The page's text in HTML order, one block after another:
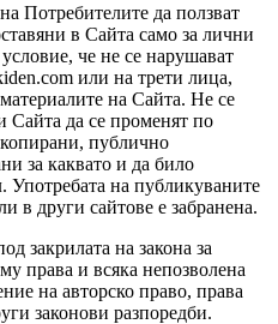
Потребителите да ползват
в Сайта само за лични
че не се нарушават
или на трети лица,
на Сайта. Не се
Сайта да се променят по
публично
за каквато и да било
Употребата на публикуваните
в други сайтове е забранена.
закрилата на закона за
права и всяка непозволена
на авторско право, права
законови разпоредби.